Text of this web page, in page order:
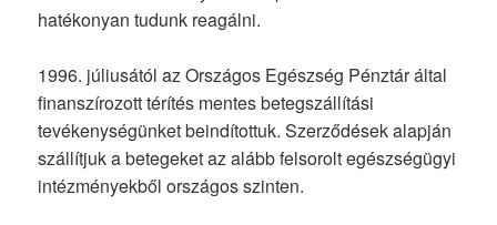
hatékonyan tudunk reagálni.
1996. júliusától az Országos Egészség Pénztár által
finanszírozott térítés mentes betegszállítási
tevékenységünket beindítottuk. Szerződések alapján
szállítjuk a betegeket az alább felsorolt egészségügyi
intézményekből országos szinten.